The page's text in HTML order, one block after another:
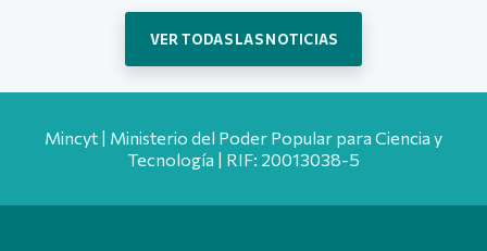
VER TODAS LAS NOTICIAS
Mincyt | Ministerio del Poder Popular para Ciencia y
Tecnología | RIF: 20013038-5